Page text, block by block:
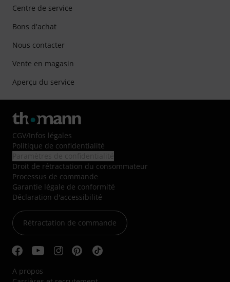
Centre de service
Bons d'achat
Nous contacter
Vente en magasin
Aperçu du service
CGV/Infos légales
Politique de confidentialité
Droit de rétractation du consommateur
Processus de commande
Garantie légale de conformité
Déclaration d'accessibilité
Rétractation de commande
A propos